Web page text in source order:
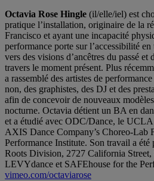
Octavia Rose Hingle (il/elle/iel) est
pratique l’installation, originaire de la
Francisco et ayant une incapacité
performance porte sur l’accessibilité
vers des visions d’ancêtres du passé
travers le moment présent. Plus
a rassemblé des artistes de
non, des graphistes, des DJ et des
afin de concevoir de nouveaux
nocturne. Octavia détient un BA en
et a étudié avec ODC/Dance, le
AXIS Dance Company’s Choreo-Lab
Performance Institute. Son travail a été
Roots Division, 2727 California Street,
LEVYdance et SAFEhouse for the
vimeo.com/octaviarose